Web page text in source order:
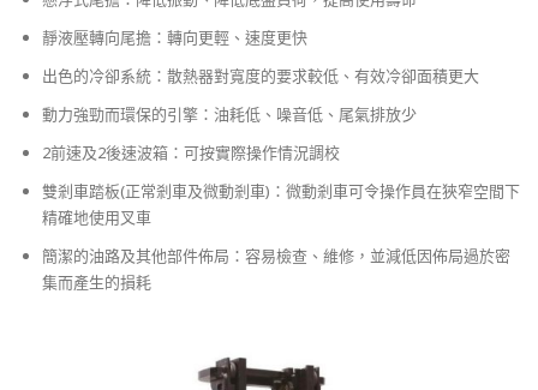
靜液壓轉向尾擔：轉向更輕、速度更快
出色的冷卻系統：散熱器對寬度的要求較低、有效冷卻面積更大
動力強勁而環保的引擎：油耗低、噪音低、尾氣排放少
2前速及2後速波箱：可按實際操作情況調校
雙剎車踏板(正常剎車及微動剎車)：微動剎車可令操作員在狹窄空間下
精確地使用叉車
簡潔的油路及其他部件佈局：容易檢查、維修，並減低因佈局過於密
集而產生的損耗